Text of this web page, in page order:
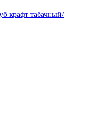
крафт табачный/